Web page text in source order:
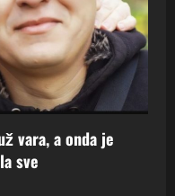
vara, a onda je
sve